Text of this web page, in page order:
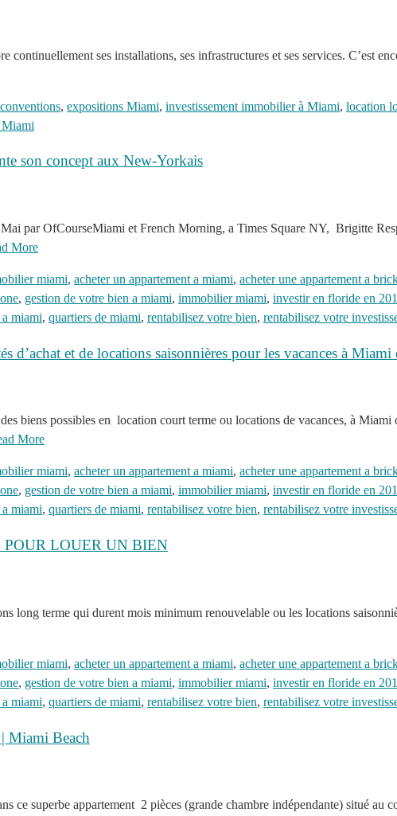
ses installations, ses infrastructures et ses services. C’est
, expositions Miami, investissement immobilier à Miami, location
Miami
son concept aux New-Yorkais
par OfCourseMiami et French Morning, a Times Square NY, Brigitte
More
miami, acheter un appartement a miami, acheter une appartement a
, gestion de votre bien a miami, immobilier miami, investir en floride en
miami, quartiers de miami, rentabilisez votre bien, rentabilisez votre
d’achat et de locations saisonnières pour les vacances à
biens possibles en location court terme ou locations de vacances, à
More
miami, acheter un appartement a miami, acheter une appartement a
, gestion de votre bien a miami, immobilier miami, investir en floride en
miami, quartiers de miami, rentabilisez votre bien, rentabilisez votre
LOUER UN BIEN
long terme qui durent mois minimum renouvelable ou les locations
miami, acheter un appartement a miami, acheter une appartement a
, gestion de votre bien a miami, immobilier miami, investir en floride en
miami, quartiers de miami, rentabilisez votre bien, rentabilisez votre
Miami Beach
ce superbe appartement 2 pièces (grande chambre indépendante) situé